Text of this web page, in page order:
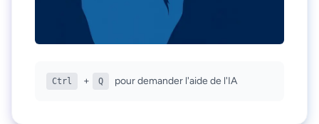
Ctrl + Q pour demander l'aide de l'IA